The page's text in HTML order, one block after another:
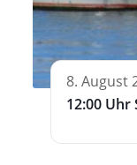
8. August
12:00